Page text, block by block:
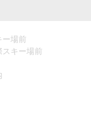
ー場前
スキー場前